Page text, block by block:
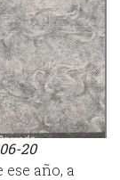
20
año, a